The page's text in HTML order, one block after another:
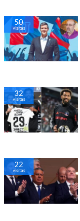
50
visitas
32
visitas
22
visitas